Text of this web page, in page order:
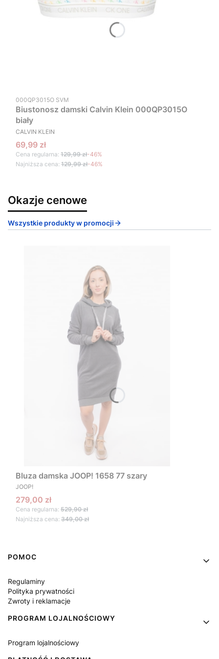
Kod produktu
000QP3015O SVM
Biustonosz damski Calvin Klein 000QP3015O
biały
PRODUCENT
CALVIN KLEIN
Cena promocyjna
69,99 zł
Cena regularna: 129,99 zł-46%
Najniższa cena: 129,99 zł-46%
Okazje cenowe
Wszystkie produkty w promocji
Bluza damska JOOP! 1658 77 szary
PRODUCENT
JOOP!
Cena promocyjna
279,00 zł
Cena regularna: 529,90 zł
Najniższa cena: 349,00 zł
Linki w stopce
POMOC
Regulaminy
Polityka prywatności
Zwroty i reklamacje
PROGRAM LOJALNOŚCIOWY
Program lojalnościowy